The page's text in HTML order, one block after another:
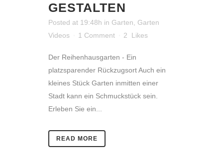
GESTALTEN
Posted at 19:48h in Garten
Garten
Videos
1 Comment 2 Likes
Der Reihenhausgarten - Ein
platzsparender Rückzugsort Auch ein
kleines Stück Garten inmitten einer
Stadt kann ein Schmuckstück sein.
Erleben Sie ein...
READ MORE